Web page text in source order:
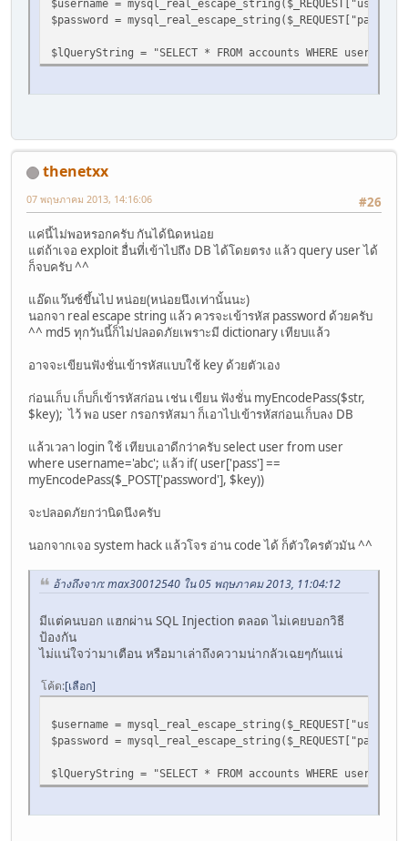
$username =
$password =
$lQueryString = "SELECT * FROM accounts WHERE
thenetxx
#26
07 พฤษภาคม 2013, 14:16:06
แค่นี้ไม่พอหรอกครับ กันได้นิดหน่อย
แต่ถ้าเจอ exploit อื่นที่เข้าไปถึง DB ได้โดยตรง แล้ว query user ได้
ก็จบครับ ^^
แอ๊ดแว๊นซ์ขึ้นไป หน่อย(หน่อยนึงเท่านั้นนะ)
นอกจา real escape string แล้ว ควรจะเข้ารหัส password ด้วยครับ
^^ md5 ทุกวันนี้ก็ไม่ปลอดภัยเพราะมี dictionary เทียบแล้ว
อาจจะเขียนฟังชั่นเข้ารหัสแบบใช้ key ด้วยตัวเอง
ก่อนเก็บ เก็บก็เข้ารหัสก่อน เช่น เขียน ฟังชั่น myEncodePass($str,
$key); ไว้ พอ user กรอกรหัสมา ก็เอาไปเข้ารหัสก่อนเก็บลง DB
แล้วเวลา login ใช้ เทียบเอาดีกว่าครับ select user from user
where username='abc'; แล้ว if( user['pass'] ==
myEncodePass($_POST['password'], $key))
จะปลอดภัยกว่านิดนึงครับ
นอกจากเจอ system hack แล้วโจร อ่าน code ได้ ก็ตัวใครตัวมัน ^^
อ้างถึงจาก: max30012540 ใน 05 พฤษภาคม 2013, 11:04:12
มีแต่คนบอก แฮกผ่าน SQL Injection ตลอด ไม่เคยบอกวิธี
ป้องกัน
ไม่แน่ใจว่ามาเตือน หรือมาเล่าถึงความน่ากลัวเฉยๆกันแน่
โค้ด เลือก
$username =
$password =
$lQueryString = "SELECT * FROM accounts WHERE